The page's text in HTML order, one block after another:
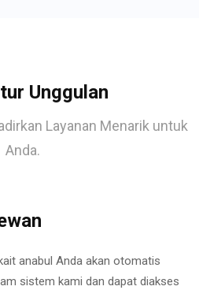
Unggulan
Layanan Menarik untuk
Anda.
anabul Anda akan otomatis
sistem kami dan dapat diakses